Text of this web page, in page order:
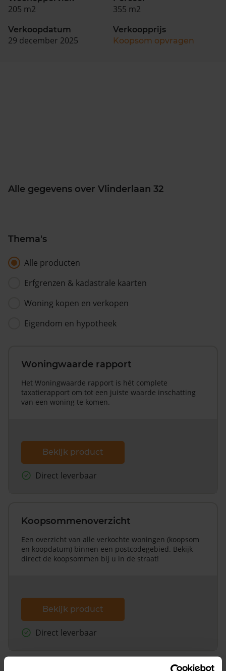
205 m2 355 m2
Verkoopdatum
29 december 2025
Verkoopprijs
Koopsom opvragen
Alle gegevens over Vlinderlaan 32
Thema's
Alle producten
Erfgrenzen & kadastrale kaarten
Woning kopen en verkopen
Eigendom en hypotheek
Woningwaarde rapport
Het Woningwaarde rapport is hét complete
taxatierapport om tot een juiste waarde inschatting
van een woning te komen.
Bekijk product
Direct leverbaar
Koopsommenoverzicht
Een overzicht van alle verkochte woningen (koopsom
en koopdatum) binnen een postcodegebied. Bekijk
direct de koopsommen bij u in de straat!
Bekijk product
Direct leverbaar